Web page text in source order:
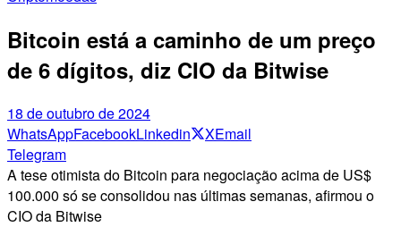
Bitcoin está a caminho de um preço
de 6 dígitos, diz CIO da Bitwise
18 de outubro de 2024
WhatsAppFacebookLinkedin XEmail
Telegram
A tese otimista do Bitcoin para negociação acima de US$
100.000 só se consolidou nas últimas semanas, afirmou o
CIO da Bitwise